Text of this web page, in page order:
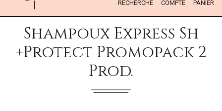
RECHERCHE COMPTE PANIER
Shampoux Express Sh
+protect Promopack 2
Prod.